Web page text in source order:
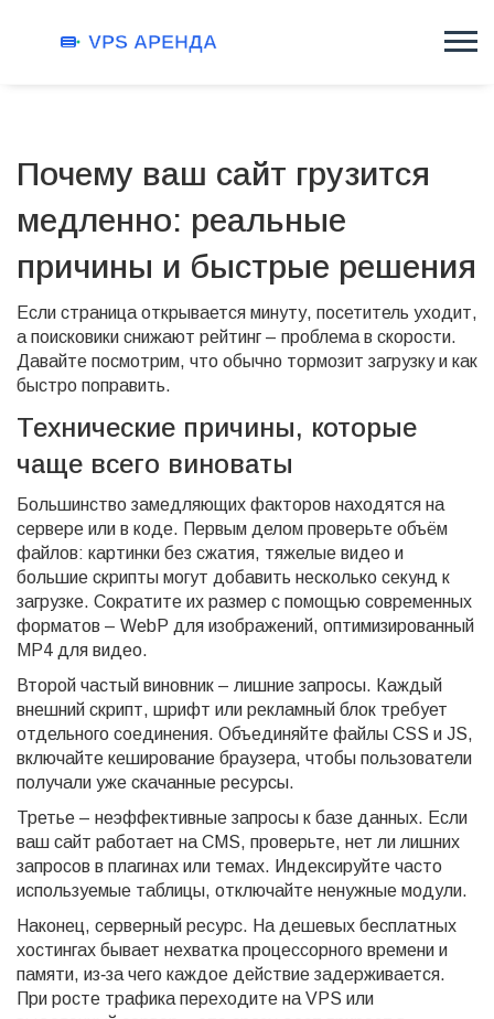
Почему ваш сайт грузится
медленно: реальные
причины и быстрые решения
Если страница открывается минуту, посетитель уходит,
а поисковики снижают рейтинг – проблема в скорости.
Давайте посмотрим, что обычно тормозит загрузку и как
быстро поправить.
Технические причины, которые
чаще всего виноваты
Большинство замедляющих факторов находятся на
сервере или в коде. Первым делом проверьте объём
файлов: картинки без сжатия, тяжелые видео и
большие скрипты могут добавить несколько секунд к
загрузке. Сократите их размер с помощью современных
форматов – WebP для изображений, оптимизированный
MP4 для видео.
Второй частый виновник – лишние запросы. Каждый
внешний скрипт, шрифт или рекламный блок требует
отдельного соединения. Объединяйте файлы CSS и JS,
включайте кеширование браузера, чтобы пользователи
получали уже скачанные ресурсы.
Третье – неэффективные запросы к базе данных. Если
ваш сайт работает на CMS, проверьте, нет ли лишних
запросов в плагинах или темах. Индексируйте часто
используемые таблицы, отключайте ненужные модули.
Наконец, серверный ресурс. На дешевых бесплатных
хостингах бывает нехватка процессорного времени и
памяти, из‑за чего каждое действие задерживается.
При росте трафика переходите на VPS или